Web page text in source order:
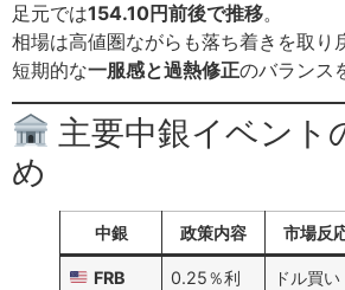
足元では154.10円前後で推移。
相場は高値圏ながらも落ち着きを取り
短期的な一服感と過熱修正のバランス
主要中銀イベント
め
中銀 政策内容 市場反
FRB
0.25％利
ドル買い